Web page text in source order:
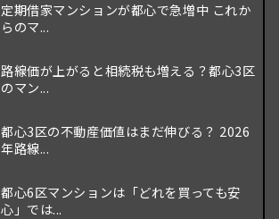
定期借家マンションが都心で急増中 これか
らのマ...
路線価が上がると相続税も増える？都心3区
のマン...
都心3区の不動産価値はまだ伸びる？ 2026
年路線...
都心6区マンションは「どれを買っても安
心」では...